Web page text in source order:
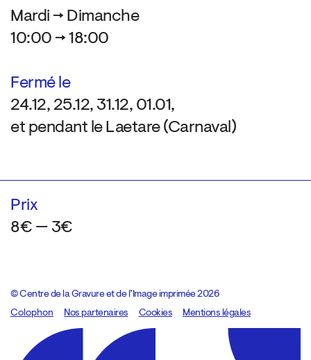
Mardi → Dimanche
10:00 → 18:00
Fermé le
24.12, 25.12, 31.12, 01.01,
et pendant le Laetare (Carnaval)
Prix
8€ — 3€
© Centre de la Gravure et de l’Image imprimée 2026
Colophon
Design:Marcel Kaczmarek, code:8080.studio
Nos partenaires Cookies Mentions légales